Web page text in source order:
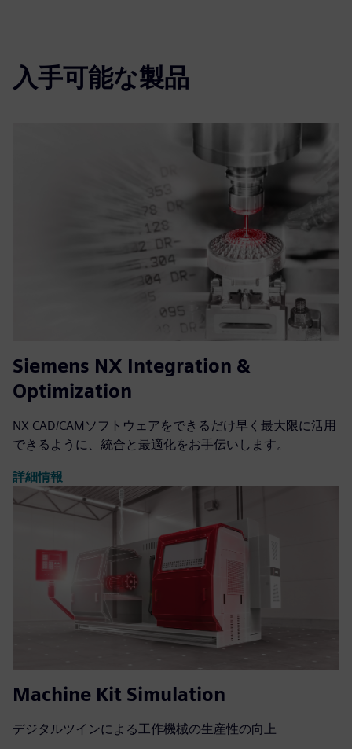
入手可能な製品
Siemens NX Integration &
Optimization
NX CAD/CAMソフトウェアをできるだけ早く最大限に活用
できるように、統合と最適化をお手伝いします。
詳細情報
Machine Kit Simulation
デジタルツインによる工作機械の生産性の向上